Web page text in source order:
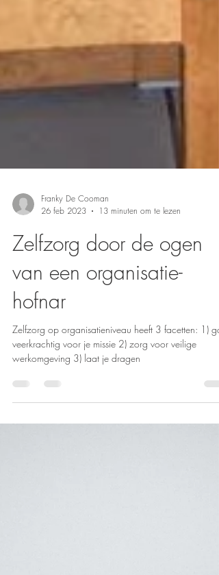
Franky De Cooman
26 feb 2023
13 minuten om te lezen
Zelfzorg door de ogen
van een organisatie-
hofnar
Zelfzorg op organisatieniveau heeft 3 facetten: 1) ga
werkomgeving 3) laat je dragen